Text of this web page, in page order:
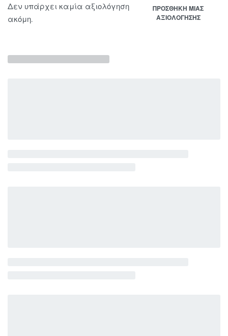
Δεν υπάρχει καμία αξιολόγηση
ακόμη.
ΠΡΟΣΘΉΚΗ ΜΊΑΣ
ΑΞΙΟΛΌΓΗΣΗΣ